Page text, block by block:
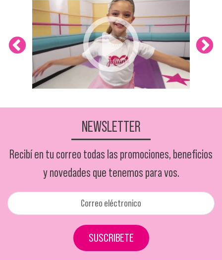
NEWSLETTER
Recibí en tu correo todas las promociones, beneficios
y novedades que tenemos para vos.
SUSCRIBETE